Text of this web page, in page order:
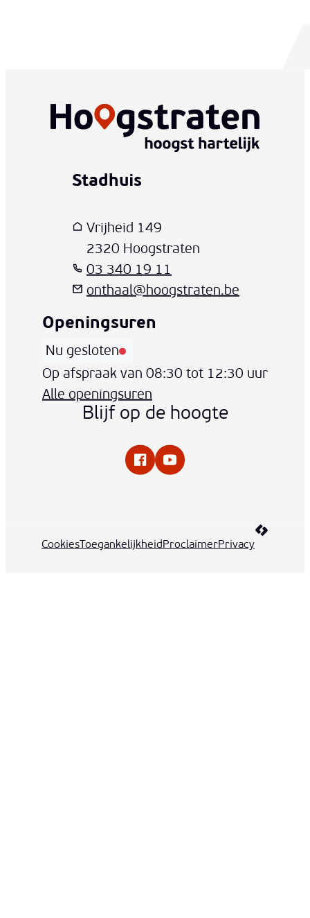
www-contact-text-name
Stadhuis
Adres
Vrijheid 149
,2320 Hoogstraten
03 340 19 11
E-mail
onthaal@hoogstraten.be
Openingsuren
Vandaag
Nu gesloten
Op afspraak van 08:30 tot 12:30 uur
Alle openingsuren
Blijf op de hoogte
FacebookYouTube
Cookies ToegankelijkheidProclaimerPrivacy
LCP nv